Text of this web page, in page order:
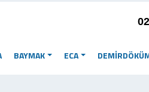
BAYMAK ECA